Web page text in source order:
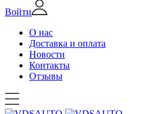
Войти
О нас
Доставка и оплата
Новости
Контакты
Отзывы